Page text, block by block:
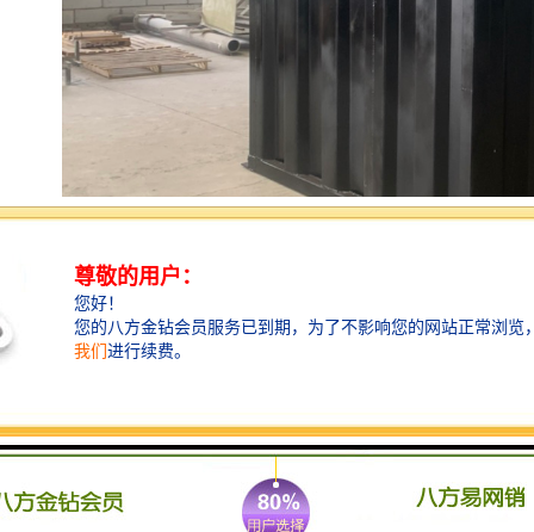
产品特点
远程 标配远程系统，在任何有网络的地方都可以在手机